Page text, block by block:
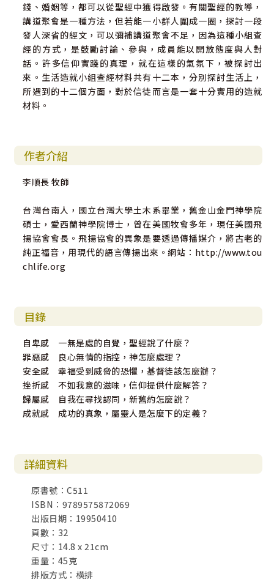
錢、婚姻等，都可以從聖經中獲得啟發。有關聖經的教導，
講道聚會是一種方法，但若能一小群人圍成一圈，探討一段
發人深省的經文，可以彌補講道聚會不足，因為這種小組查
經的方式，是鼓勵討論、參與，成員能以開放態度與人對
話。許多信仰實踐的真理，就在這樣的氣氛下，被探討出
來。生活造就小組查經材料共有十二本，分別探討生活上，
所遇到的十二個方面，對於信徒而言是一套十分實用的造就
材料。
作者介紹
李順長 牧師
台灣台南人，國立台灣大學土木系畢業，舊金山金門神學院
碩士，愛西蘭神學院博士，曾在美國牧會多年，現任美國飛
揚協會會長。飛揚協會的異象是要透過傳播媒介，將古老的
純正福音，用現代的語言傳揚出來。網站：http://www.tou
chlife.org
目錄
自卑感 一無是處的自覺，聖經說了什麼？
罪惡感 良心無情的指控，神怎麼處理？
安全感 幸福受到威脅的恐懼，基督徒該怎麼辦？
挫折感 不如我意的滋味，信仰提供什麼解答？
歸屬感 自我在尋找認同，新舊約怎麼說？
成就感 成功的真象，屬靈人是怎麼下的定義？
詳細資料
原書號：C511
ISBN：9789575872069
出版日期：19950410
頁數：32
尺寸：14.8 x 21cm
重量：45克
排版方式：橫排